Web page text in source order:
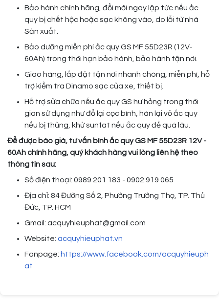
Bảo hành chính hãng, đổi mới ngay lập tức nếu ắc
quy bị chết hộc hoặc sạc không vào, do lỗi từ nhà
Sản xuất.
Bảo dưỡng miễn phí ắc quy GS MF 55D23R (12V-
60Ah) trong thời hạn bảo hành, bảo hành tận nơi.
Giao hàng, lắp đặt tận nơi nhanh chóng, miễn phí, hỗ
trợ kiểm tra Dinamo sạc của xe, thiết bị.
Hỗ trợ sửa chữa nếu ắc quy GS hư hỏng trong thời
gian sử dụng như đổ lại cọc bình, hàn lại vỏ ắc quy
nếu bị thủng, khử sunfat nếu ắc quy để quá lâu.
Để được báo giá, tư vấn bình ắc quy GS MF 55D23R 12V -
60Ah chính hãng, quý khách hàng vui lòng liên hệ theo
thông tin sau:
Số điện thoại: 0989 201 183 - 0902 919 065
Địa chỉ: 84 Đường Số 2, Phường Trường Thọ, TP. Thủ
Đức, TP. HCM
Gmail: acquyhieuphat@gmail.com
Website: acquyhieuphat.vn
Fanpage: https://www.facebook.com/acquyhieuph
at